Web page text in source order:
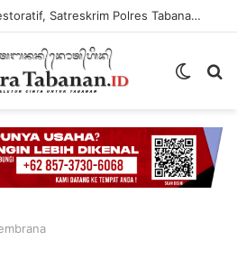
Sekretaris SMSI Tabanan Maju Jadi Kandidat Ketua IMI Bali, Ketua SMSI Tabanan Berikan Dukungan
Switch